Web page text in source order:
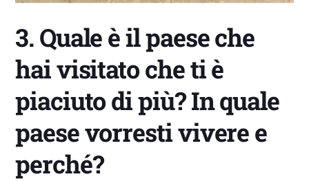
3. Quale è il paese che
hai visitato che ti è
piaciuto di più? In quale
paese vorresti vivere e
perché?